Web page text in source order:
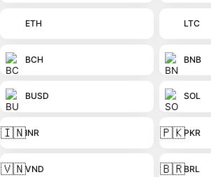
ETH LTC
BCH BNB
BUSD SOL
🇮🇳INR 🇵🇰PKR
🇻🇳VND 🇧🇷BRL